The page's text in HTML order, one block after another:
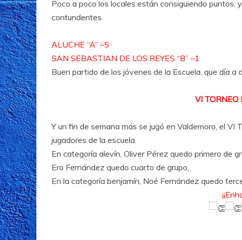
Poco a poco los locales están consiguiendo puntos,
contundentes.
ALUCHE “A” –5
SAN SEBASTIAN DE LOS REYES “B” –1
Buen partido de los jóvenes de la Escuela, que día
VI TORNEO
Y un fin de semana más se jugó en Valdemoro, el
jugadores de la escuela.
En categoría alevín, Oliver Pérez quedo primero de
Ero Fernández quedo cuarto de grupo,
En la categoría benjamín, Noé Fernández quedo